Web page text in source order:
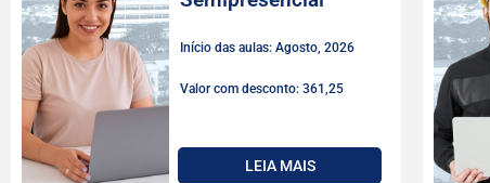
Início das aulas: Agosto, 2026
Valor com desconto: 361,25
LEIA MAIS